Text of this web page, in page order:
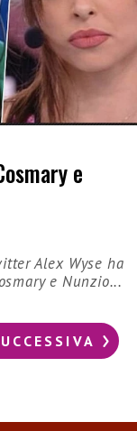
e
Alex Wyse ha
e Nunzio...